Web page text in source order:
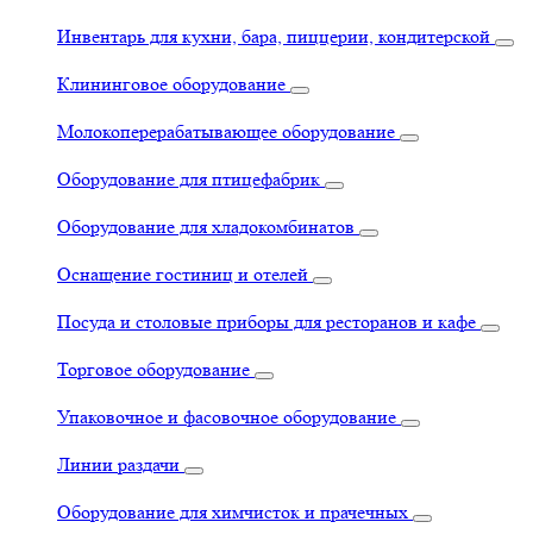
Инвентарь для кухни, бара, пиццерии, кондитерской
Клининговое оборудование
Молокоперерабатывающее оборудование
Оборудование для птицефабрик
Оборудование для хладокомбинатов
Оснащение гостиниц и отелей
Посуда и столовые приборы для ресторанов и кафе
Торговое оборудование
Упаковочное и фасовочное оборудование
Линии раздачи
Оборудование для химчисток и прачечных